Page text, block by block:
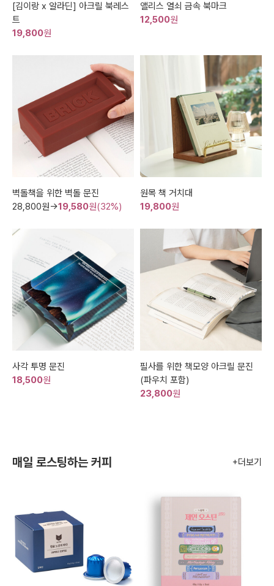
[김이랑 x 알라딘] 아크릴 북레스
트
19,800원
앨리스 열쇠 금속 북마크
12,500원
벽돌책을 위한 벽돌 문진
28,800원→19,580원(32%)
원목 책 거치대
19,800원
사각 투명 문진
18,500원
필사를 위한 책모양 아크릴 문진
(파우치 포함)
23,800원
매일 로스팅하는 커피 +더보기